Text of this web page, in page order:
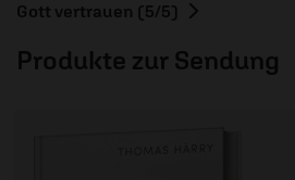
Gott vertrauen (5/5)
Produkte zur Sendung